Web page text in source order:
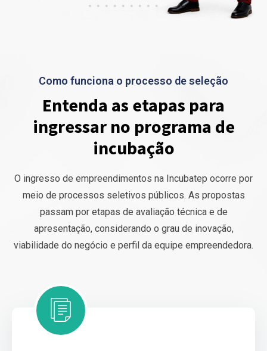
Como funciona o processo de seleção
Entenda as etapas para
ingressar no programa de
incubação
O ingresso de empreendimentos na Incubatep ocorre por
meio de processos seletivos públicos. As propostas
passam por etapas de avaliação técnica e de
apresentação, considerando o grau de inovação,
viabilidade do negócio e perfil da equipe empreendedora.